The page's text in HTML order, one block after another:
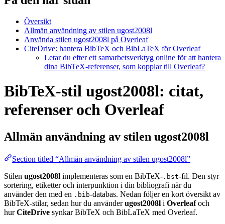
Översikt
Allmän användning av stilen ugost2008l
Använda stilen ugost2008l på Overleaf
CiteDrive: hantera BibTeX och BibLaTeX för Overleaf
Letar du efter ett samarbetsverktyg online för att hantera
dina BibTeX-referenser, som kopplar till Overleaf?
BibTeX-stil ugost2008l: citat,
referenser och Overleaf
Allmän användning av stilen ugost2008l
Section titled “Allmän användning av stilen ugost2008l”
Stilen ugost2008l implementeras som en BibTeX- .bst-fil. Den styr
sortering, etiketter och interpunktion i din bibliografi när du
använder den med en .bib-databas. Nedan följer en kort översikt av
BibTeX-stilar, sedan hur du använderugost2008l i Overleafoch
hurCiteDrive synkar BibTeX och BibLaTeX med Overleaf.